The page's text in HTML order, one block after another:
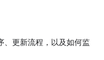
、更新流程，以及如何监